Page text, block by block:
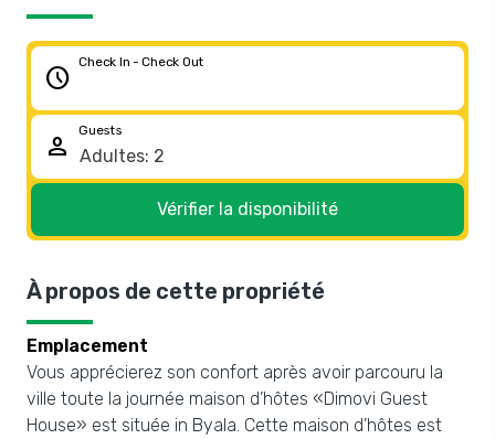
schedule
Check In - Check Out
person
Guests
Vérifier la disponibilité
À propos de cette propriété
Emplacement
Vous apprécierez son confort après avoir parcouru la
ville toute la journée maison d’hôtes «Dimovi Guest
House» est située in Byala. Cette maison d’hôtes est